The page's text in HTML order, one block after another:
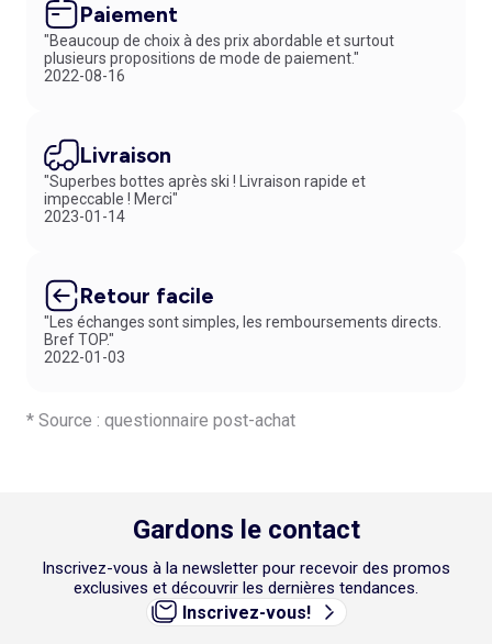
Paiement
"Beaucoup de choix à des prix abordable et surtout
plusieurs propositions de mode de paiement."
2022-08-16
Livraison
"Superbes bottes après ski ! Livraison rapide et
impeccable ! Merci"
2023-01-14
Retour facile
"Les échanges sont simples, les remboursements directs.
Bref TOP."
2022-01-03
* Source : questionnaire post-achat
Gardons le contact
Inscrivez-vous à la newsletter pour recevoir des promos
exclusives et découvrir les dernières tendances.
Inscrivez-vous!